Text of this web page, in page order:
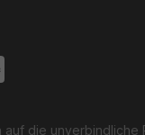
die unverbindliche